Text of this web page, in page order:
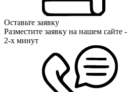
Оставьте заявку
Разместите заявку на нашем сайте
2-х минут